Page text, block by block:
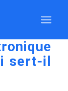
le
sert-il